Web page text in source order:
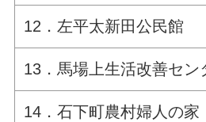
12．左平太新田公民館
13．馬場上生活改善セン
14．石下町農村婦人の家